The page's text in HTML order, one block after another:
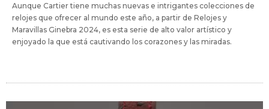
Aunque Cartier tiene muchas nuevas e intrigantes colecciones de
relojes que ofrecer al mundo este año, a partir de Relojes y
Maravillas Ginebra 2024, es esta serie de alto valor artístico y
enjoyado la que está cautivando los corazones y las miradas.